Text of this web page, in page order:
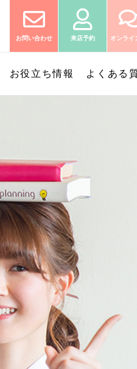
お問い合わせ 来店予約 オンライ
お役立ち情報 よくある